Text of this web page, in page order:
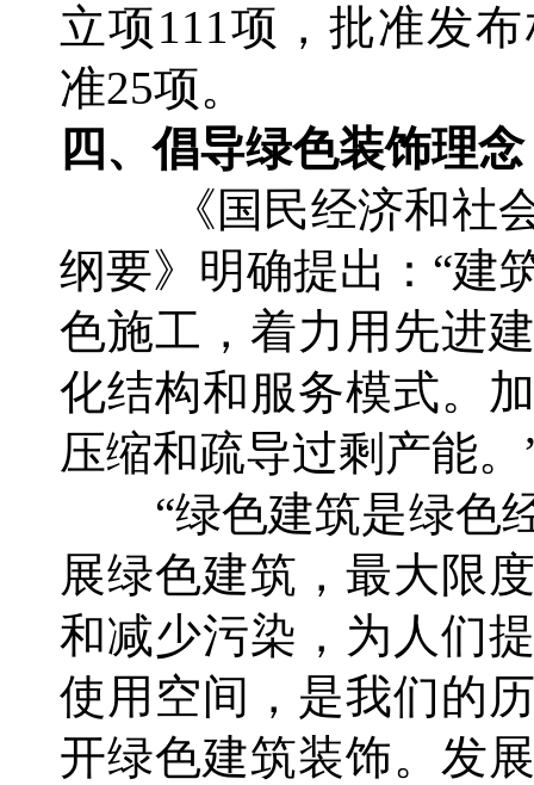
立项111项，批准发
准25项。
四、倡导绿色装饰理
《国民经济和社
纲要》明确提出：“建
色施工，着力用先进
化结构和服务模式。
压缩和疏导过剩产能。
“绿色建筑是绿色经
展绿色建筑，最大限
和减少污染，为人们
使用空间，是我们的
开绿色建筑装饰。发